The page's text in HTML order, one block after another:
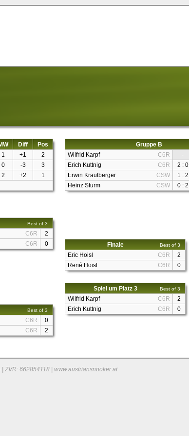
Diff
Pos
1 +1
2
0 -3
3
2 +2 1
Gruppe B
Wilfrid Karpf
C6R -
Erich Kuttnig
C6R 2 : 0
Erwin Krautberger
CSW 1 : 2
Heinz Sturm
CSW 0 : 2
Best of 3
C6R
2
C6R 0
Best of 3
C6R
0
C6R 2
Finale Best of 3
Eric Hoisl C6R
2
René Hoisl
C6R 0
Spiel um Platz 3 Best of 3
Wilfrid Karpf C6R
2
Erich Kuttnig
C6R 0
ZVR: 662854118 | www.austriansnooker.at